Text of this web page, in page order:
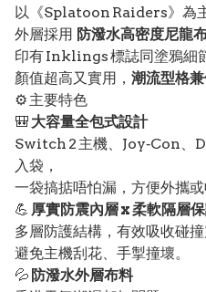
以《Splatoon Raiders》為
外層採用 防潑水高密度尼龍
印有 Inklings 標誌同塗鴉細
顏值超高又實用， 潮流型格兼
⚙️ 主要特色
🎒 大容量全包式設計
Switch 2 主機、Joy‑Con、
入袋，
一袋搞掂唔怕漏，方便外攜或
💪 厚實防震內層 x 柔軟隔層
多層防護結構，有效吸收碰撞
避免主機刮花、手掣撞壞。
💦 防潑水外層布料